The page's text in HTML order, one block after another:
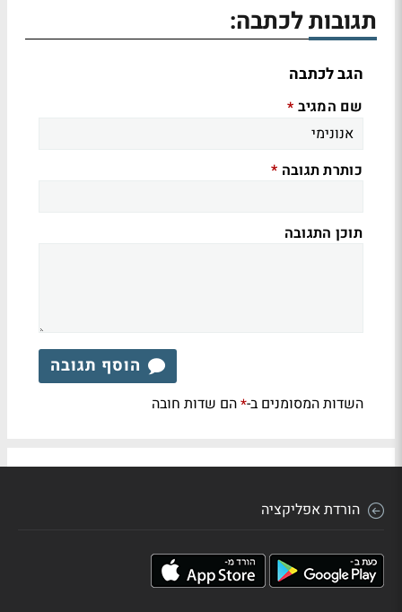
תגובות לכתבה:
הגב לכתבה
שם המגיב *
כותרת תגובה *
תוכן התגובה
הוסף תגובה
השדות המסומנים ב-*הם שדות חובה
הורדת אפליקציה